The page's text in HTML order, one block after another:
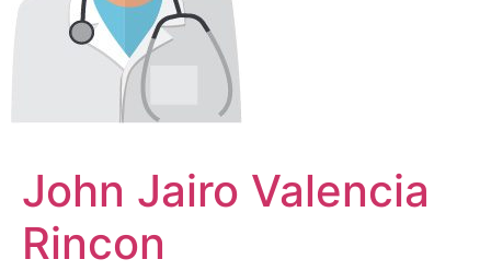
John Jairo Valencia
Rincon